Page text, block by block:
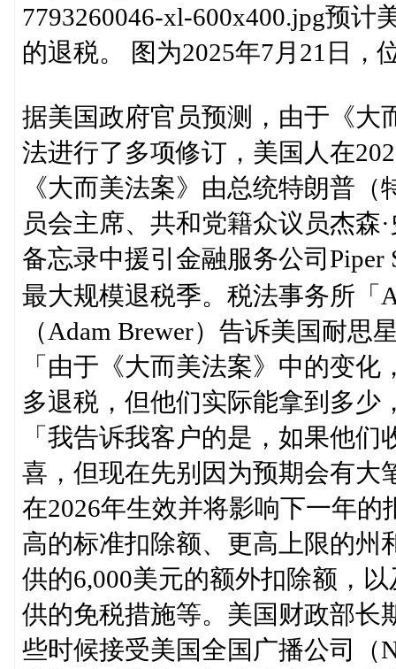
7793260046-xl-600x400.jpg预
的退税。 图为2025年7月21日，
据美国政府官员预测，由于《大
法进行了多项修订，美国人在
《大而美法案》由总统特朗普
员会主席、共和党籍众议员杰森
备忘录中援引金融服务公司Piper
最大规模退税季。税法事务所「
（Adam Brewer）告诉美国耐思
「由于《大而美法案》中的变
多退税，但他们实际能拿到多少
「我告诉我客户的是，如果他
喜，但现在先别因为预期会有大
在2026年生效并将影响下一年
高的标准扣除额、更高上限的州
供的6,000美元的额外扣除额，
供的免税措施等。美国财政部长
些时候接受美国全国广播公司（